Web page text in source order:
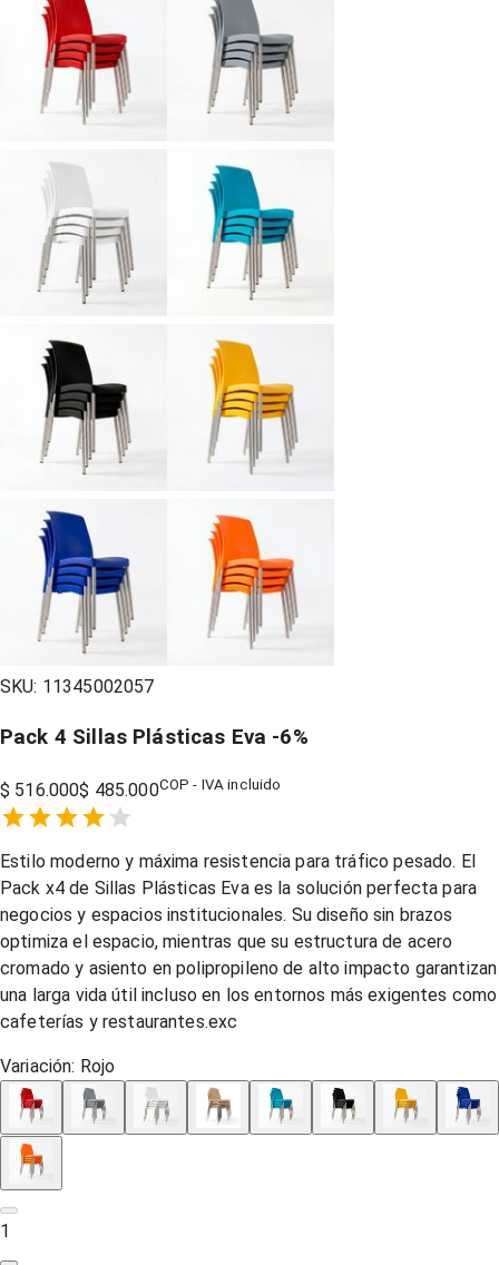
SKU: 11345002057
Pack 4 Sillas Plásticas Eva -6%
$ 516.000$ 485.000COP - IVA incluido
1 Star,
2 Stars,
3 Stars,
4 Stars,
5 Stars,
Estilo moderno y máxima resistencia para tráfico pesado. El
Pack x4 de Sillas Plásticas Eva es la solución perfecta para
negocios y espacios institucionales. Su diseño sin brazos
optimiza el espacio, mientras que su estructura de acero
cromado y asiento en polipropileno de alto impacto garantizan
una larga vida útil incluso en los entornos más exigentes como
cafeterías y restaurantes.exc
Variación: Rojo
1